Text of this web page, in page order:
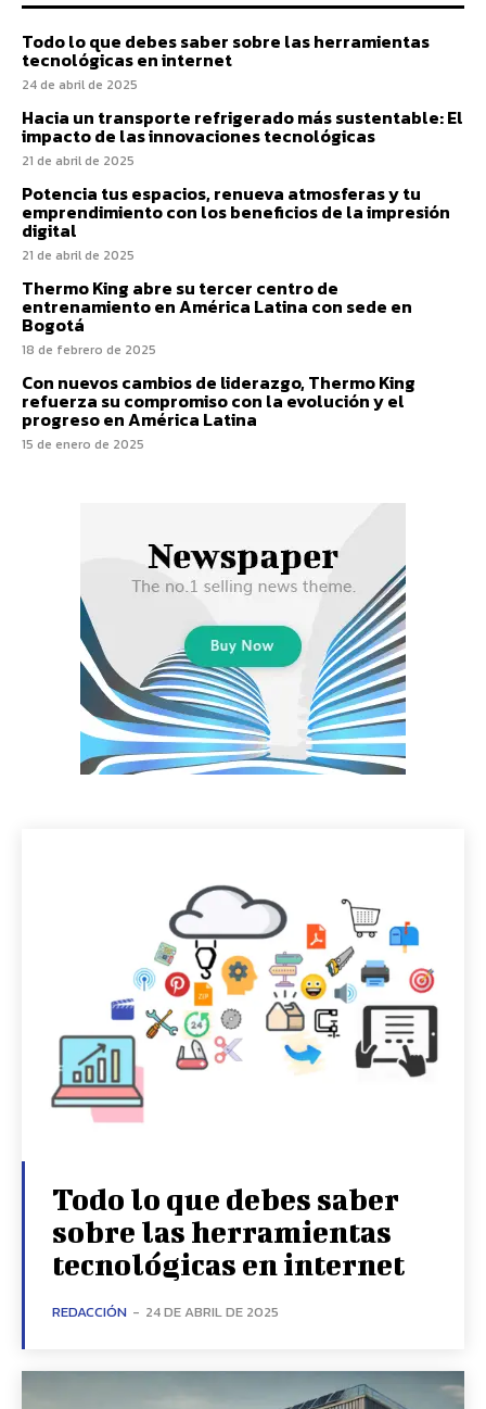
Todo lo que debes saber sobre las herramientas
tecnológicas en internet
24 de abril de 2025
Hacia un transporte refrigerado más sustentable: El
impacto de las innovaciones tecnológicas
21 de abril de 2025
Potencia tus espacios, renueva atmosferas y tu
emprendimiento con los beneficios de la impresión
digital
21 de abril de 2025
Thermo King abre su tercer centro de
entrenamiento en América Latina con sede en
Bogotá
18 de febrero de 2025
Con nuevos cambios de liderazgo, Thermo King
refuerza su compromiso con la evolución y el
progreso en América Latina
15 de enero de 2025
Todo lo que debes saber
sobre las herramientas
tecnológicas en internet
REDACCIÓN - 24 DE ABRIL DE 2025